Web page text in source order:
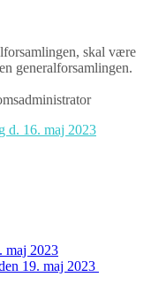
skal være
generalforsamlingen.
d. 16. maj 2023
maj 2023
19. maj 2023